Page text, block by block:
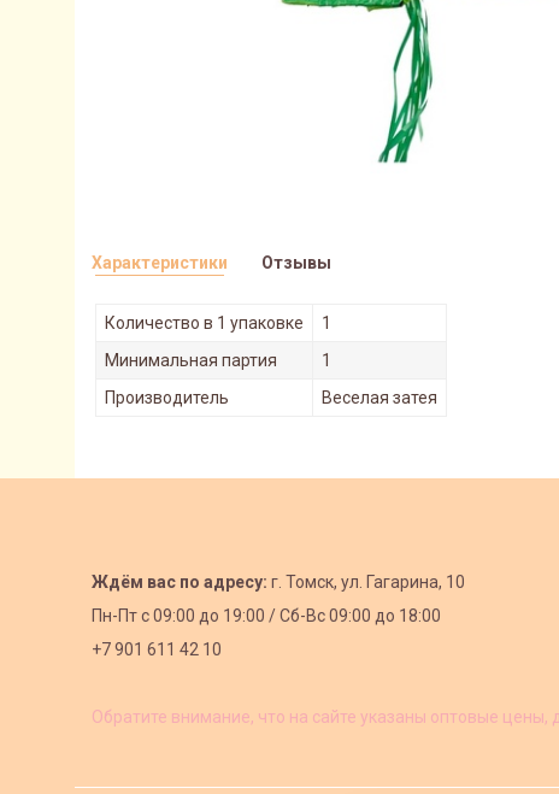
Характеристики
Количество в 1 упаковке
1
Минимальная партия
1
Производитель
Веселая затея
Отзывы
Ждём вас по адресу: г. Томск, ул. Гагарина, 10
Пн-Пт с09:00 до 19:00 /Сб-Вс 09:00 до 18:00
+7 901 611 42 10
Обратите внимание, что на сайте указаны оптовые